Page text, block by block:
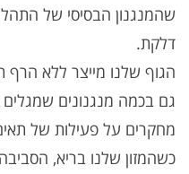
שהמנגנון הבסיסי של
דלקת.
הגוף שלנו מייצר ללא הרף
גם בכמה מנגנונים שמגלים
מחקרים על פעילות של
כשהמזון שלנו בריא, הסביבה